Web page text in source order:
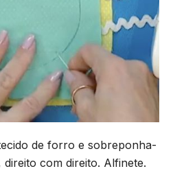
de forro e sobreponha-
com direito. Alfinete.